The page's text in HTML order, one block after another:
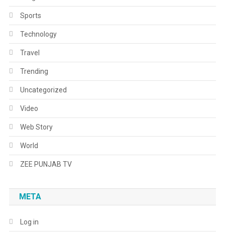
Sports
Technology
Travel
Trending
Uncategorized
Video
Web Story
World
ZEE PUNJAB TV
META
Log in